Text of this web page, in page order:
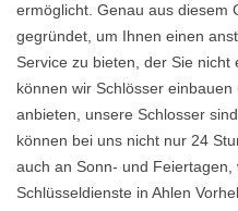
ermöglicht. Genau aus diesem
gegründet, um Ihnen einen
Service zu bieten, der Sie
können wir Schlösser
anbieten, unsere Schlosser
können bei uns nicht nur 24
auch an Sonn- und Feiertagen,
Schlüsseldienste in Ahlen